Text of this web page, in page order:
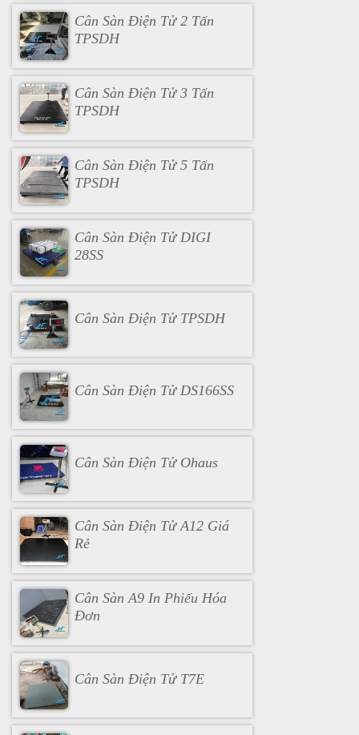
Cân Sàn Điện Tử 2 Tấn
TPSDH
Cân Sàn Điện Tử 3 Tấn
TPSDH
Cân Sàn Điện Tử 5 Tấn
TPSDH
Cân Sàn Điện Tử DIGI
28SS
Cân Sàn Điện Tử TPSDH
Cân Sàn Điện Tử DS166SS
Cân Sàn Điện Tử Ohaus
Cân Sàn Điện Tử A12 Giá
Rẻ
Cân Sàn A9 In Phiếu Hóa
Đơn
Cân Sàn Điện Tử T7E